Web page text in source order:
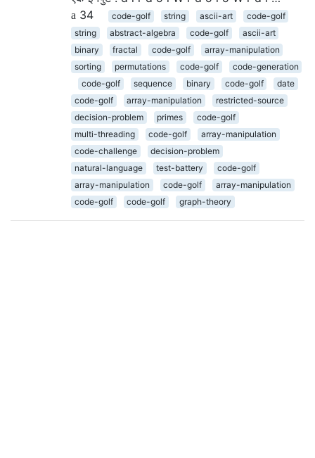
34
code-golf string ascii-art
code-golf
string
abstract-algebra code-golf
ascii-art
binary
fractal code-golf
array-manipulation
sorting
permutations code-golf
code-generation
code-golf
sequence binary code-golf
date
code-golf
array-manipulation
restricted-source
decision-problem
primes
code-golf
multi-threading
code-golf
array-manipulation
code-challenge
decision-problem
natural-language
test-battery
code-golf
array-manipulation
code-golf
array-manipulation
code-golf
code-golf graph-theory